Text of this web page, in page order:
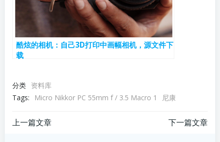
酷炫的相机：自己3D打印中画幅相机，源文件下
载
分类 资料库
Tags:
Micro Nikkor PC 55mm f / 3.5 Macro 1 尼康
文
上一篇文章 下一篇文章